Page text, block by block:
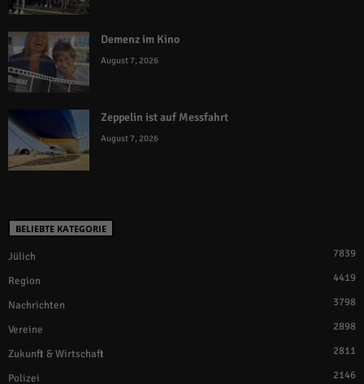
Demenz im Kino
August 7, 2026
Zeppelin ist auf Messfahrt
August 7, 2026
BELIEBTE KATEGORIE
Jülich 7839
Region 4419
Nachrichten 3798
Vereine 2898
Zukunft & Wirtschaft 2811
Polizei 2146